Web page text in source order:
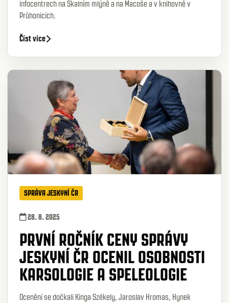
infocentrech na Skalním mlýně a na Macoše a v knihovně v
Průhonicích.
Číst více
SPRÁVA JESKYNÍ ČR
28. 8. 2025
PRVNÍ ROČNÍK CENY SPRÁVY
JESKYNÍ ČR OCENIL OSOBNOSTI
KARSOLOGIE A SPELEOLOGIE
Ocenění se dočkali Kinga Székely, Jaroslav Hromas, Hynek